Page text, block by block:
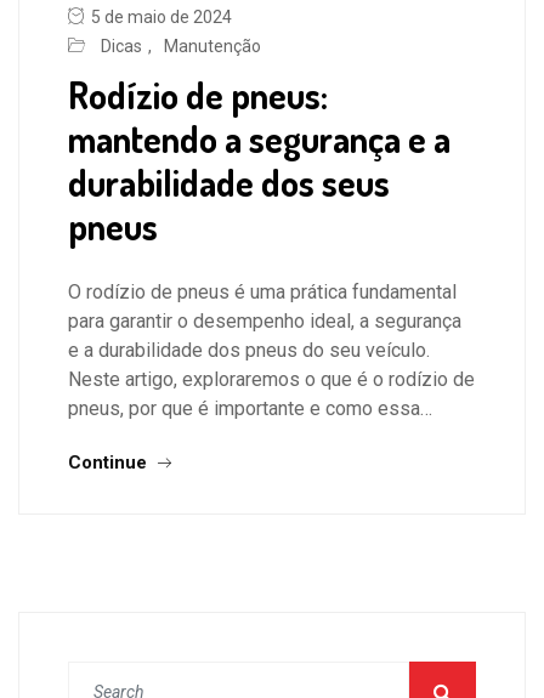
5 de maio de 2024
Dicas , Manutenção
Rodízio de pneus:
mantendo a segurança e a
durabilidade dos seus
pneus
O rodízio de pneus é uma prática fundamental
para garantir o desempenho ideal, a segurança
e a durabilidade dos pneus do seu veículo.
Neste artigo, exploraremos o que é o rodízio de
pneus, por que é importante e como essa…
Continue